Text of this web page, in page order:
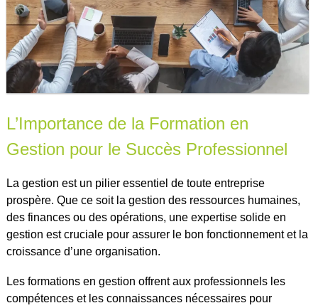
L’Importance de la Formation en
Gestion pour le Succès Professionnel
La gestion est un pilier essentiel de toute entreprise
prospère. Que ce soit la gestion des ressources humaines,
des finances ou des opérations, une expertise solide en
gestion est cruciale pour assurer le bon fonctionnement et la
croissance d’une organisation.
Les formations en gestion offrent aux professionnels les
compétences et les connaissances nécessaires pour